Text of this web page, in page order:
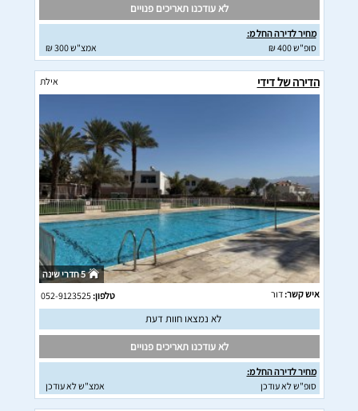
לא עודכנו תאריכים פנויים
מחיר לדירה החל מ:
סופ"ש 400 ₪
אמצ"ש 300 ₪
הדירה של דידי אילת
5 חדרי שינה
איש קשר:דור טלפון:052-9123525
לא נמצאו חוות דעת
לא עודכנו תאריכים פנויים
מחיר לדירה החל מ:
סופ"ש לא עודכן
אמצ"ש לא עודכן